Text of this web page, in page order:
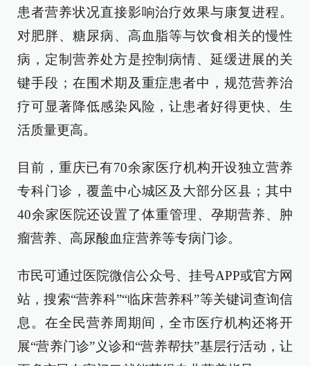
患者营养状况直接影响治疗效果与康复进程。
对肥胖、糖尿病、高血脂等与饮食相关的慢性
病，定制营养处方是控制病情、延缓进展的关
键手段；在围术期及重症患者中，规范营养治
疗可显著降低感染风险，让患者好得更快、生
活质量更高。
目前，重庆已有70余家医疗机构开设独立营养
专科门诊，覆盖中心城区及大部分区县；其中
40余家医院还设置了体重管理、孕期营养、肿
瘤营养、高尿酸血症营养等专病门诊。
市民可通过医院微信公众号、挂号APP或官方网
站，搜索“营养科”“临床营养科”等关键词查询信
息。在全民营养周期间，全市医疗机构还将开
展“营养门诊”义诊和“营养帮扶”基层行活动，让